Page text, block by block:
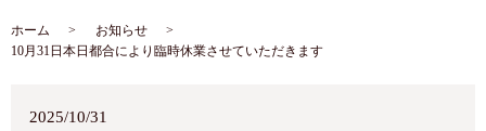
ホーム
お知らせ
10月31日本日都合により臨時休業させていただきます
2025/10/31